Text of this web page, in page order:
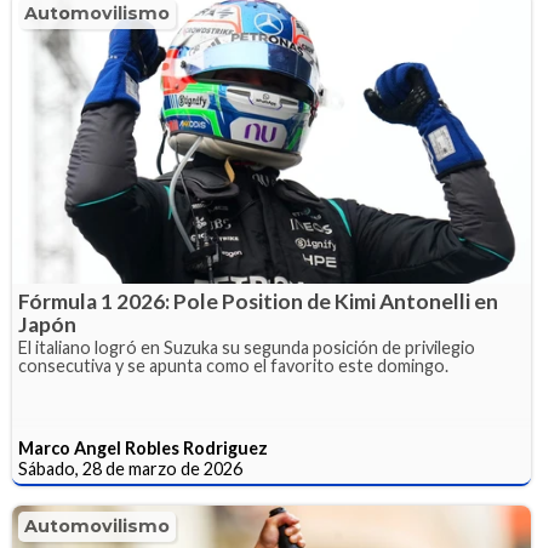
Automovilismo
Fórmula 1 2026: Pole Position de Kimi Antonelli en
Japón
El italiano logró en Suzuka su segunda posición de privilegio
consecutiva y se apunta como el favorito este domingo.
Marco Angel Robles Rodriguez
Sábado, 28 de marzo de 2026
Automovilismo